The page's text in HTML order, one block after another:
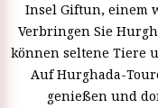
Insel Giftun, einem
Verbringen Sie
können seltene Tiere
Auf Hurghada-
genießen und